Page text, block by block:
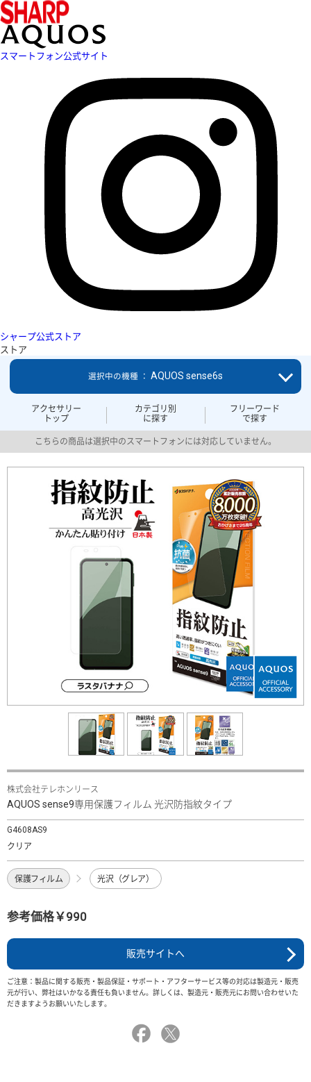
スマートフォン公式サイト
シャープ公式ストア
ストア
アクセサリー
トップ
カテゴリ別
に探す
フリーワード
で探す
選択中の機種 ： AQUOS sense6s
こちらの商品は選択中のスマートフォンには対応していません。
株式会社テレホンリース
AQUOS sense9専用保護フィルム 光沢防指紋タイプ
G4608AS9
クリア
保護フィルム 光沢（グレア）
参考価格￥990
販売サイトへ
ご注意：製品に関する販売・製品保証・サポート・アフターサービス等の対応は製造元・販売
元が行い、弊社はいかなる責任も負いません。詳しくは、製造元・販売元にお問い合わせいた
だきますようお願いいたします。